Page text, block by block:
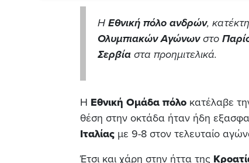
Η Εθνική πόλο ανδρών,
Ολυμπιακών Αγώνωνστο
Σερβία στα προημιτελικά.
Η Εθνική Ομάδα πόλο κατέλαβε
θέση στην οκτάδα ήταν ήδη
Ιταλίας με 9-8 στον τελευταίο
Έτσι και χάρη στην ήττα της